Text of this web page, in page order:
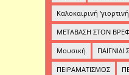
Καλοκαιρινή
ΜΕΤΑΒΑΣΗ ΣΤΟΝ
Μουσική
ΠΕΙΡΑΜΑΤΙΣΜΟΣ